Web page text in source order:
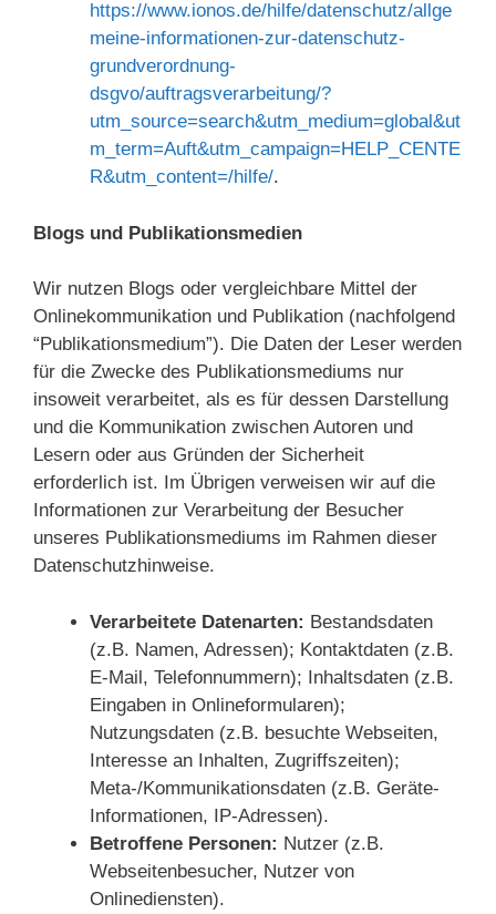
https://www.ionos.de/hilfe/datenschutz/allge
meine-informationen-zur-datenschutz-
grundverordnung-
dsgvo/auftragsverarbeitung/?
utm_source=search&utm_medium=global&ut
m_term=Auft&utm_campaign=HELP_CENTE
R&utm_content=/hilfe/.
Blogs und Publikationsmedien
Wir nutzen Blogs oder vergleichbare Mittel der
Onlinekommunikation und Publikation (nachfolgend
“Publikationsmedium”). Die Daten der Leser werden
für die Zwecke des Publikationsmediums nur
insoweit verarbeitet, als es für dessen Darstellung
und die Kommunikation zwischen Autoren und
Lesern oder aus Gründen der Sicherheit
erforderlich ist. Im Übrigen verweisen wir auf die
Informationen zur Verarbeitung der Besucher
unseres Publikationsmediums im Rahmen dieser
Datenschutzhinweise.
Verarbeitete Datenarten: Bestandsdaten
(z.B. Namen, Adressen); Kontaktdaten (z.B.
E-Mail, Telefonnummern); Inhaltsdaten (z.B.
Eingaben in Onlineformularen);
Nutzungsdaten (z.B. besuchte Webseiten,
Interesse an Inhalten, Zugriffszeiten);
Meta-/Kommunikationsdaten (z.B. Geräte-
Informationen, IP-Adressen).
Betroffene Personen: Nutzer (z.B.
Webseitenbesucher, Nutzer von
Onlinediensten).